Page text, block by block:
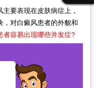
要表现在皮肤病症上，
，对白癜风患者的外貌和
者容易出现哪些并发症?